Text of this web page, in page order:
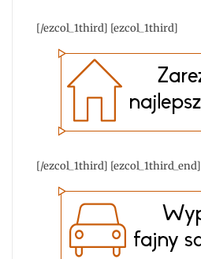
[/ezcol_1third] [ezcol_1third]
[/ezcol_1third] [ezcol_1third_end]